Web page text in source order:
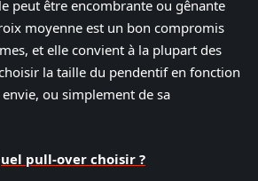
peut être encombrante ou gênante
moyenne est un bon compromis
et elle convient à la plupart des
la taille du pendentif en fonction
ou simplement de sa
pull-over choisir ?